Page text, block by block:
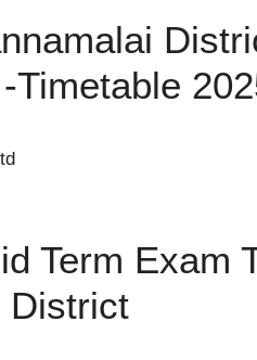
Timetable
Term Exam
District